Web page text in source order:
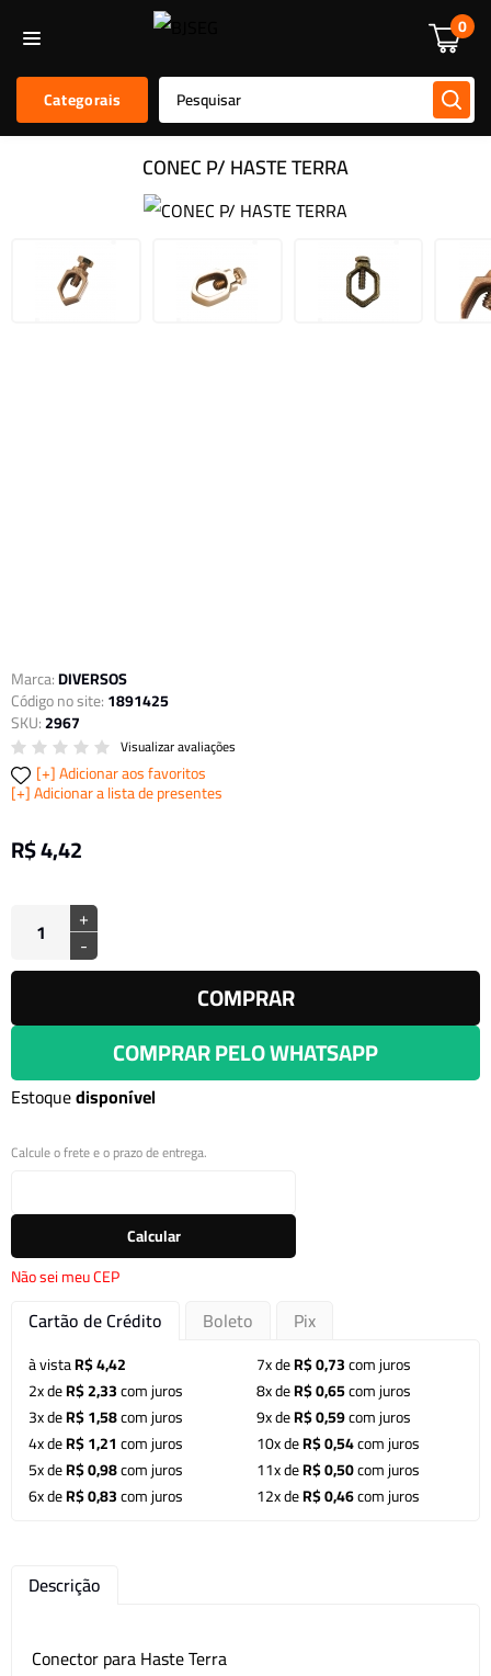
0
Categorais
Alarmes E Sensores
CONEC P/ HASTE TERRA
Marca:DIVERSOS
Código no site:1891425
SKU:2967
Visualizar avaliações
Adicionar aos favoritos
Adicionar a lista de presentes
R$ 4,42
+
-
COMPRAR
COMPRAR PELO WHATSAPP
Estoquedisponível
Calcule o frete e o prazo de entrega.
Calcular
Não sei meu CEP
Cartão de Crédito Boleto Pix
à vistaR$ 4,42
2x deR$ 2,33com juros
3x deR$ 1,58com juros
4x deR$ 1,21com juros
5x deR$ 0,98com juros
6x deR$ 0,83com juros
7x deR$ 0,73com juros
8x deR$ 0,65com juros
9x deR$ 0,59com juros
10x deR$ 0,54com juros
11x deR$ 0,50com juros
12x deR$ 0,46com juros
Descrição
Conector para Haste Terra